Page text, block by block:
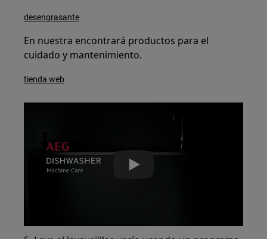
desengrasante
En nuestra encontrará productos para el
cuidado y mantenimiento.
tienda web
Play